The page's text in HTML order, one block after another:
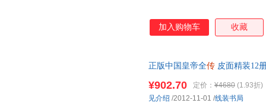
加入购物车 收藏
正版中国皇帝全传 皮面精装12
客服
¥902.70 定价： ¥4680 (1.93折)
见介绍 /2012-11-01 /线装书局